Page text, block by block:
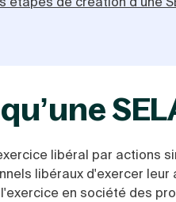
libéral par actions
libéraux d'exercer
en société des